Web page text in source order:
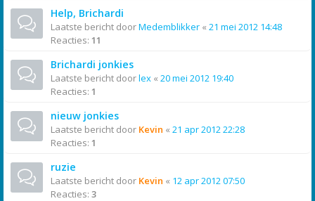
Help, Brichardi
Laatste bericht doorMedemblikker « 21 mei 2012 14:48
Reacties: 11
Brichardi jonkies
Laatste bericht doorlex « 20 mei 2012 19:40
Reacties: 1
nieuw jonkies
Laatste bericht door Kevin « 21 apr 2012 22:28
Reacties: 1
ruzie
Laatste bericht door Kevin « 12 apr 2012 07:50
Reacties: 3